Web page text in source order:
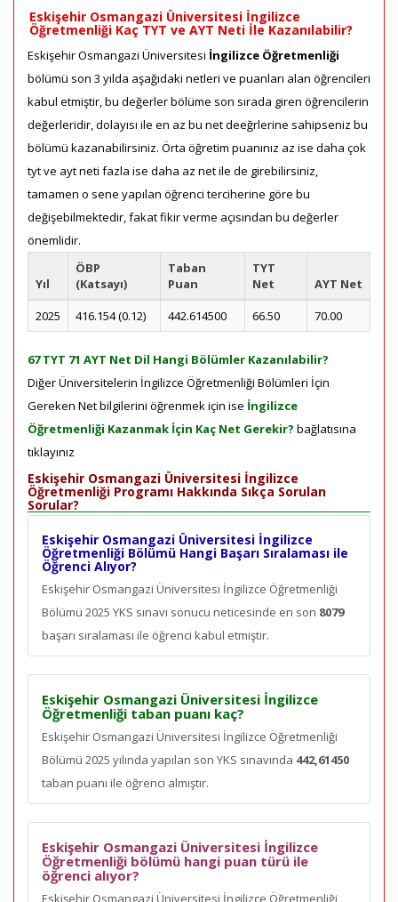
Eskişehir Osmangazi Üniversitesi İngilizce
Öğretmenliği Kaç TYT ve AYT Neti İle Kazanılabilir?
Eskişehir Osmangazi Üniversitesi İngilizce Öğretmenliği
bölümü son 3 yılda aşağıdaki netleri ve puanları alan öğrencileri
kabul etmiştir, bu değerler bölüme son sırada giren öğrencilerin
değerleridir, dolayısı ile en az bu net deeğrlerine sahipseniz bu
bölümü kazanabilirsiniz. Örta öğretim puanınız az ise daha çok
tyt ve ayt neti fazla ise daha az net ile de girebilirsiniz,
tamamen o sene yapılan öğrenci terciherine göre bu
değişebilmektedir, fakat fikir verme açısından bu değerler
önemlidir.
Yıl
ÖBP
(Katsayı)
Taban
Puan
TYT
Net
AYT Net
2025
416.154 (0.12) 442.614500 66.50 70.00
67 TYT 71 AYT Net Dil Hangi Bölümler Kazanılabilir?
Diğer Üniversitelerin İngilizce Öğretmenliği Bölümleri İçin
Gereken Net bilgilerini öğrenmek için ise İngilizce
Öğretmenliği Kazanmak İçin Kaç Net Gerekir? bağlatısına
tıklayınız
Eskişehir Osmangazi Üniversitesi İngilizce
Öğretmenliği Programı Hakkında Sıkça Sorulan
Sorular?
Eskişehir Osmangazi Üniversitesi İngilizce
Öğretmenliği Bölümü Hangi Başarı Sıralaması ile
Öğrenci Alıyor?
Eskişehir Osmangazi Üniversitesi İngilizce Öğretmenliği
Bölümü 2025 YKS sınavı sonucu neticesinde en son 8079
başarı sıralaması ile öğrenci kabul etmiştir.
Eskişehir Osmangazi Üniversitesi İngilizce
Öğretmenliği taban puanı kaç?
Eskişehir Osmangazi Üniversitesi İngilizce Öğretmenliği
Bölümü 2025 yılında yapılan son YKS sınavında 442,61450
taban puanı ile öğrenci almıştır.
Eskişehir Osmangazi Üniversitesi İngilizce
Öğretmenliği bölümü hangi puan türü ile
öğrenci alıyor?
Eskişehir Osmangazi Üniversitesi İngilizce Öğretmenliği